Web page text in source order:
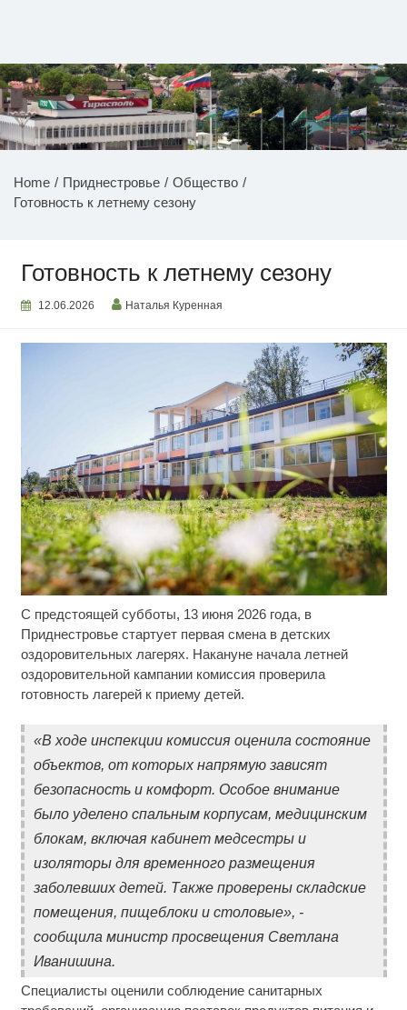
НОВОСТИ ПРИДНЕСТРОВЬЯ
Home Приднестровье
Общество
Готовность к летнему сезону
Готовность к летнему сезону
12.06.2026 Наталья Куренная
С предстоящей субботы, 13 июня 2026 года, в
Приднестровье стартует первая смена в детских
оздоровительных лагерях. Накануне начала летней
оздоровительной кампании комиссия проверила
готовность лагерей к приему детей.
«В ходе инспекции комиссия оценила состояние
объектов, от которых напрямую зависят
безопасность и комфорт. Особое внимание
было уделено спальным корпусам, медицинским
блокам, включая кабинет медсестры и
изоляторы для временного размещения
заболевших детей. Также проверены складские
помещения, пищеблоки и столовые», -
сообщила министр просвещения Светлана
Иванишина.
Специалисты оценили соблюдение санитарных
Скрытая камера на пляже Крыма: Что люди
Ролик длится несколько секунд, а смеяться вы
будете долго